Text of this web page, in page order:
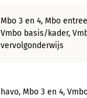
Mbo 3 en 4, Mbo
Vmbo basis/kader,
vervolgonderwijs
havo, Mbo 3 en 4,